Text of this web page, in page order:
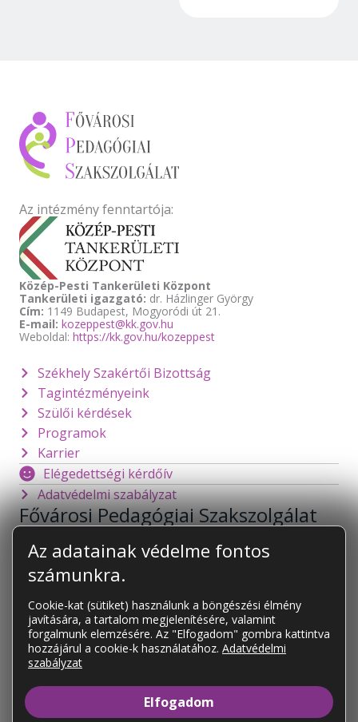
Az intézmény fenntartója:
Közép-Pesti Tankerületi Központ
Tankerületi igazgató: dr. Házlinger György
Cím: 1149 Budapest, Mogyoródi út 21.
E-mail: kozeppest@kk.gov.hu
Weboldal: https://kk.gov.hu/kozeppest
Székhely Szakértői Bizottság
Tagintézményeink
Szülői kérdések
Programok
Karrier
Elégedettségi kérdőív
Adatvédelmi szabályzat
Fővárosi Pedagógiai Szakszolgálat
1141 Budapest
Mogyoródi út 128.
foigazgato@fpsz.net
KAPCSOLAT
Tagintézményeink
Tagintézményeink elérhetőségei
Az adatainak védelme fontos
számunkra.
Cookie-kat (sütiket) használunk a böngészési élmény
javítására, a tartalom megjelenítésére, valamint
forgalmunk elemzésére. Az "Elfogadom" gombra kattintva
hozzájárul a cookie-k használatához. Adatvédelmi
szabályzat
Elfogadom